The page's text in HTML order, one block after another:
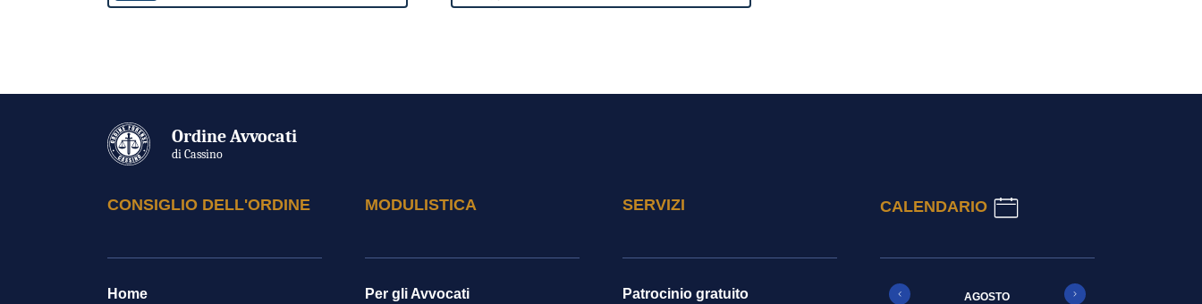
Ordine Avvocati
di Cassino
CONSIGLIO DELL'ORDINE
Home
MODULISTICA
Per gli Avvocati
SERVIZI
Patrocinio gratuito
CALENDARIO
AGOSTO